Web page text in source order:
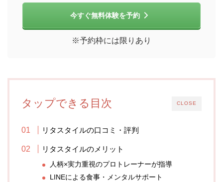
今すぐ無料体験を予約
※予約枠には限りあり
CLOSE
タップできる目次
リタスタイルの口コミ・評判
リタスタイルのメリット
人柄×実力重視のプロトレーナーが指導
LINEによる食事・メンタルサポート